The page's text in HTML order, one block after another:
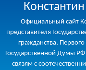
Официальный сайт
представителя
гражданства,
Государственной Думы
связям с